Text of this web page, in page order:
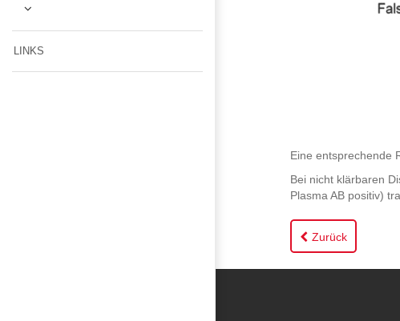
Eine entsprechende
Bei nicht klärbaren
Plasma AB positiv)
Zurück
LINKS